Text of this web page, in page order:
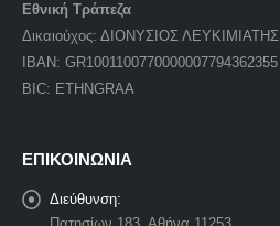
Εθνική Τράπεζα
Δικαιούχος: ΔΙΟΝΥΣΙΟΣ ΛΕΥΚΙΜΙΑΤΗΣ
IBAN: GR1001100770000007794362355
BIC: ETHNGRAA
ΕΠΙΚΟΙΝΩΝΙΑ
Διεύθυνση: